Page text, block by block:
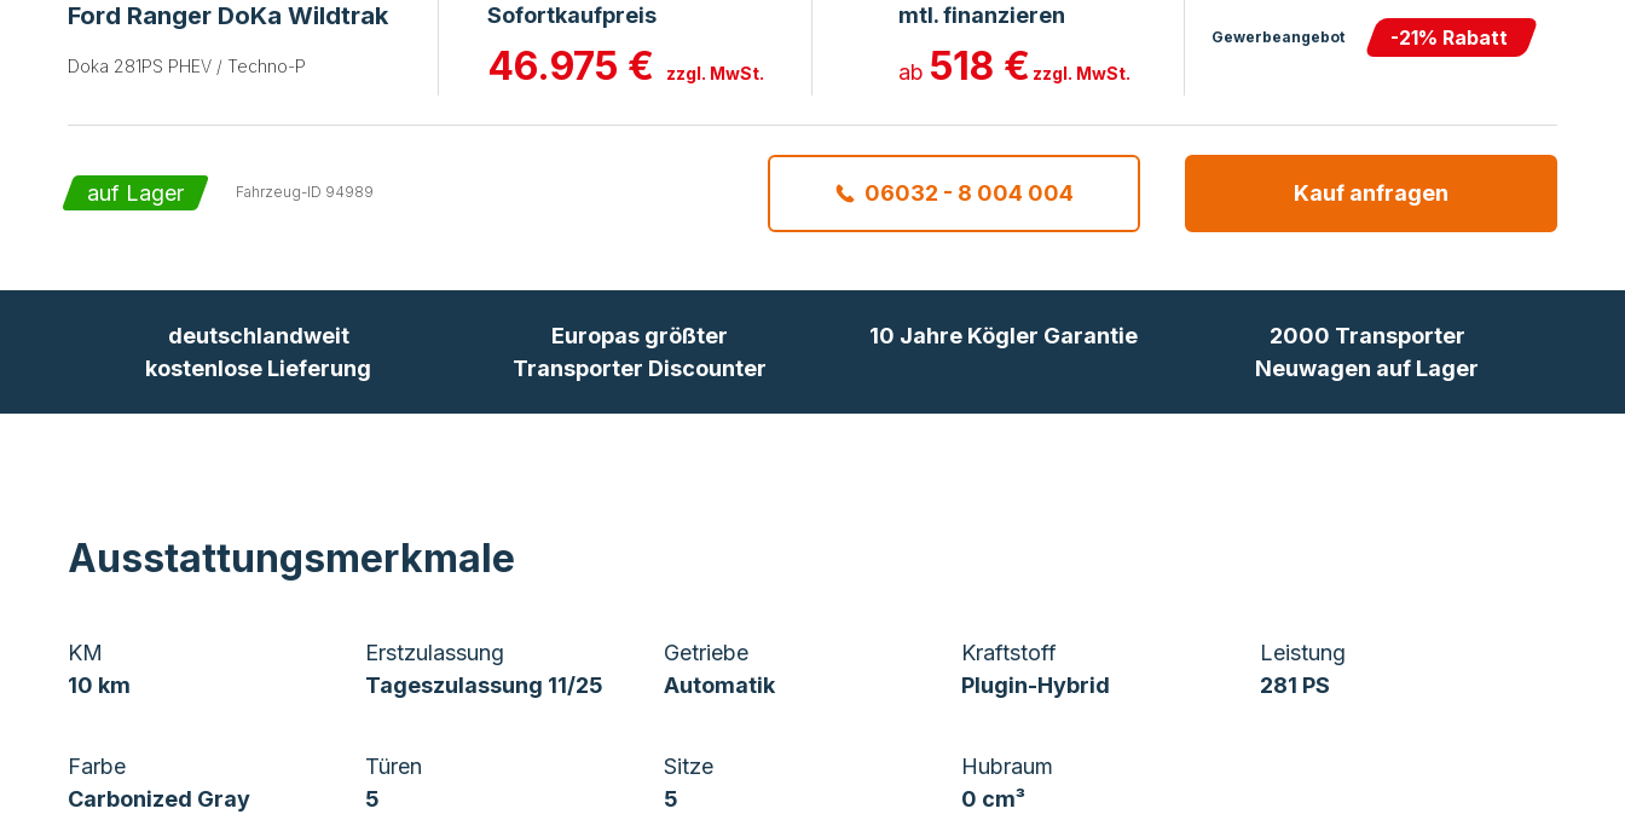
Ford Ranger DoKa Wildtrak
Doka 281PS PHEV / Techno-P
Sofortkaufpreis
46.975 € zzgl. MwSt.
mtl. finanzieren
ab 518 € zzgl. MwSt.
Gewerbeangebot -21% Rabatt
auf Lager Fahrzeug-ID 94989 06032 - 8 004 004 Kauf anfragen
deutschlandweit
kostenlose Lieferung
Europas größter
Transporter Discounter
10 Jahre Kögler Garantie
2000 Transporter
Neuwagen auf Lager
Ausstattungsmerkmale
KM
10 km
Erstzulassung
Tageszulassung 11/25
Getriebe
Automatik
Kraftstoff
Plugin-Hybrid
Leistung
281 PS
Farbe
Carbonized Gray
Türen
5
Sitze
5
Hubraum
0 cm³